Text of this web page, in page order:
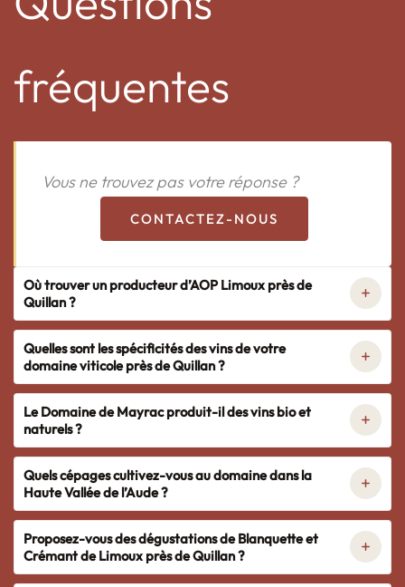
fréquentes
Vous ne trouvez pas votre réponse ?
CONTACTEZ-NOUS
Où trouver un producteur d’AOP Limoux près de
Quillan ?
Quelles sont les spécificités des vins de votre
domaine viticole près de Quillan ?
Le Domaine de Mayrac produit-il des vins bio et
naturels ?
Quels cépages cultivez-vous au domaine dans la
Haute Vallée de l’Aude ?
Proposez-vous des dégustations de Blanquette et
Crémant de Limoux près de Quillan ?